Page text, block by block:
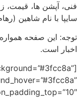
فنی، آپشن ها،
سایپا با نام شاهین
توجه: این صفحه
اخبار است.